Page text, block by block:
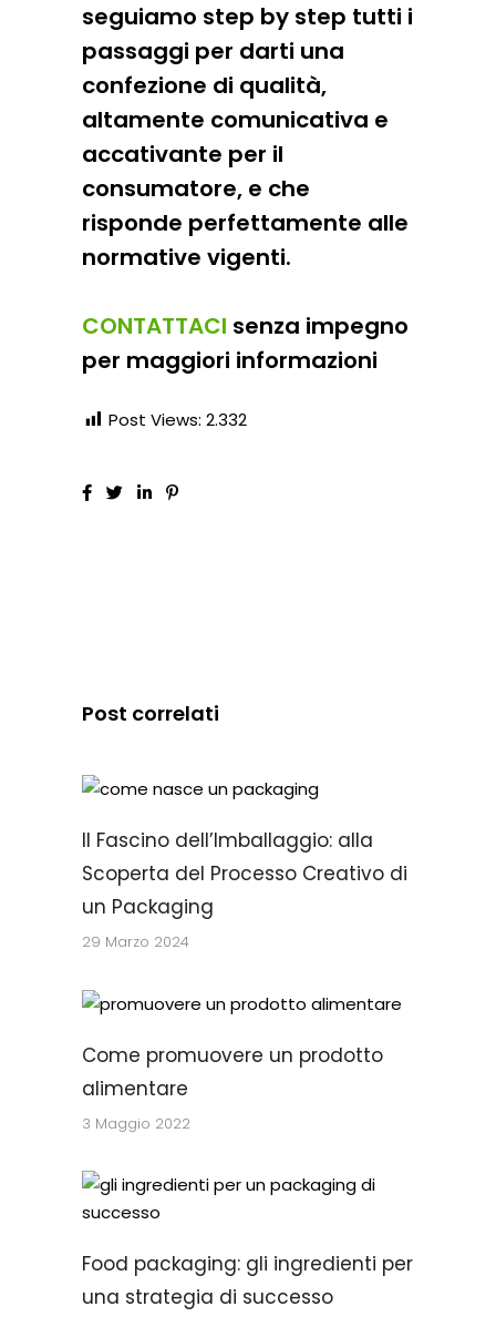
seguiamo step by step tutti i
passaggi per darti una
confezione di qualità,
altamente comunicativa e
accativante per il
consumatore, e che
risponde perfettamente alle
normative vigenti.
CONTATTACI senza impegno
per maggiori informazioni
Post Views: 2.332
Post correlati
Il Fascino dell’Imballaggio: alla
Scoperta del Processo Creativo di
un Packaging
29 Marzo 2024
Come promuovere un prodotto
alimentare
3 Maggio 2022
Food packaging: gli ingredienti per
una strategia di successo